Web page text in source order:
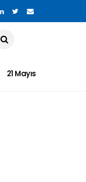
21 Mayıs